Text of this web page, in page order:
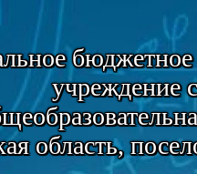
бюджетное
учреждение
область,